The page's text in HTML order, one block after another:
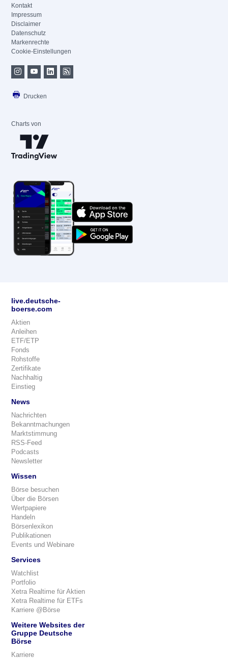
Kontakt
Impressum
Disclaimer
Datenschutz
Markenrechte
Cookie-Einstellungen
Drucken
Charts von
live.deutsche-
boerse.com
Aktien
Anleihen
ETF/ETP
Fonds
Rohstoffe
Zertifikate
Nachhaltig
Einstieg
News
Nachrichten
Bekanntmachungen
Marktstimmung
RSS-Feed
Podcasts
Newsletter
Wissen
Börse besuchen
Über die Börsen
Wertpapiere
Handeln
Börsenlexikon
Publikationen
Events und Webinare
Services
Watchlist
Portfolio
Xetra Realtime für Aktien
Xetra Realtime für ETFs
Karriere @Börse
Weitere Websites der
Gruppe Deutsche
Börse
Karriere